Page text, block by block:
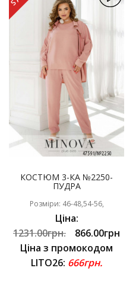
КОСТЮМ 3-КА №2250-
ПУДРА
Розміри: 46-48,54-56,
Ціна:
1231.00грн.
866.00грн
Ціна з промокодом
LITO26: 666грн.